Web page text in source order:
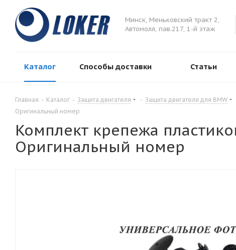
Минск, Меньковский тракт 2,
Автомолл, пав.217, 1-й этаж
Каталог Способы доставки Статьи
Главная - Каталог - Защита двигателя - Защита двигателя для BMW
Оригинальный номер
Комплект крепежа
Оригинальный номер